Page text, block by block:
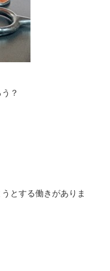
？
とする働きがありま